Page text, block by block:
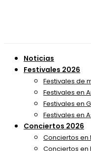
Noticias
Festivales 2026
Festivales de
Festivales en
Festivales en
Festivales en
Conciertos 2026
Conciertos en
Conciertos en